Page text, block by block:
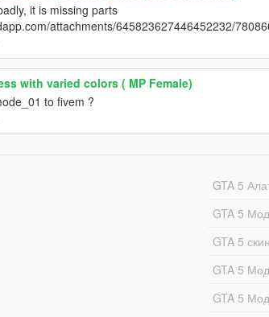
it is missing parts
attachments/645823627446452232/
with varied colors ( MP Female)
to fivem ?
GTA 5
GTA 5
GTA 5
GTA 5
GTA 5